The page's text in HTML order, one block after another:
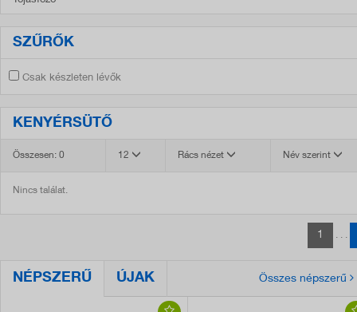
SZŰRŐK
Csak készleten lévők
KENYÉRSÜTŐ
Név szerint
Rács nézet
12
Összesen: 0
Nincs találat.
1 . . .
NÉPSZERŰ ÚJAK Összes népszerű